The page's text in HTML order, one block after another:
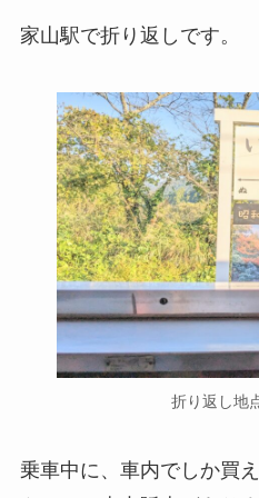
家山駅で折り返しです。
折り返し地
乗車中に、車内でしか買